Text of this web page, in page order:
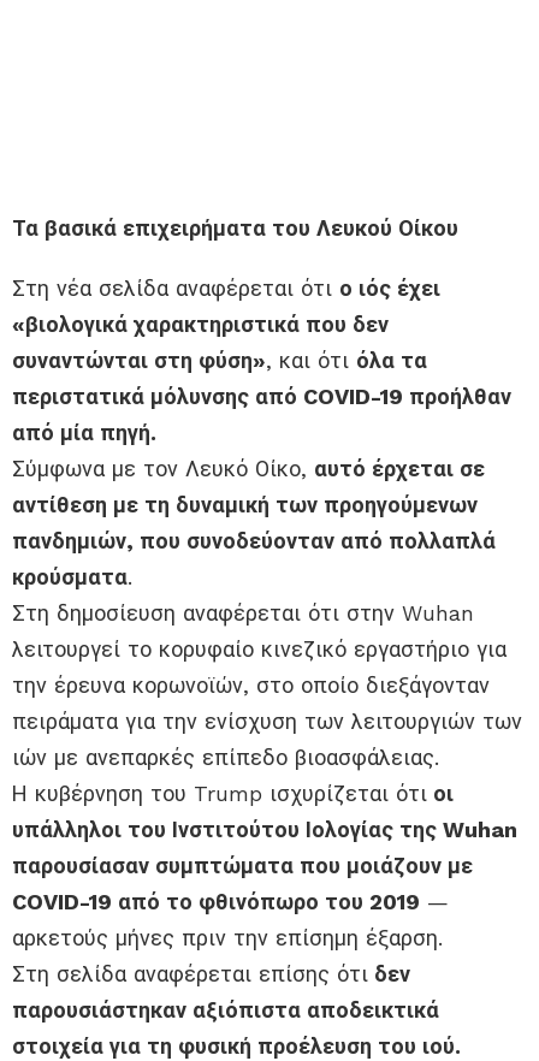
Τα βασικά επιχειρήματα του Λευκού Οίκου
Στη νέα σελίδα αναφέρεται ότι ο ιός έχει
«βιολογικά χαρακτηριστικά που δεν
συναντώνται στη φύση», και ότι όλα τα
περιστατικά μόλυνσης από COVID-19 προήλθαν
από μία πηγή.
Σύμφωνα με τον Λευκό Οίκο, αυτό έρχεται σε
αντίθεση με τη δυναμική των προηγούμενων
πανδημιών, που συνοδεύονταν από πολλαπλά
κρούσματα.
Στη δημοσίευση αναφέρεται ότι στην Wuhan
λειτουργεί το κορυφαίο κινεζικό εργαστήριο για
την έρευνα κορωνοϊών, στο οποίο διεξάγονταν
πειράματα για την ενίσχυση των λειτουργιών των
ιών με ανεπαρκές επίπεδο βιοασφάλειας.
Η κυβέρνηση του Trump ισχυρίζεται ότι οι
υπάλληλοι του Ινστιτούτου Ιολογίας της Wuhan
παρουσίασαν συμπτώματα που μοιάζουν με
COVID-19 από το φθινόπωρο του 2019 —
αρκετούς μήνες πριν την επίσημη έξαρση.
Στη σελίδα αναφέρεται επίσης ότι δεν
παρουσιάστηκαν αξιόπιστα αποδεικτικά
στοιχεία για τη φυσική προέλευση του ιού.